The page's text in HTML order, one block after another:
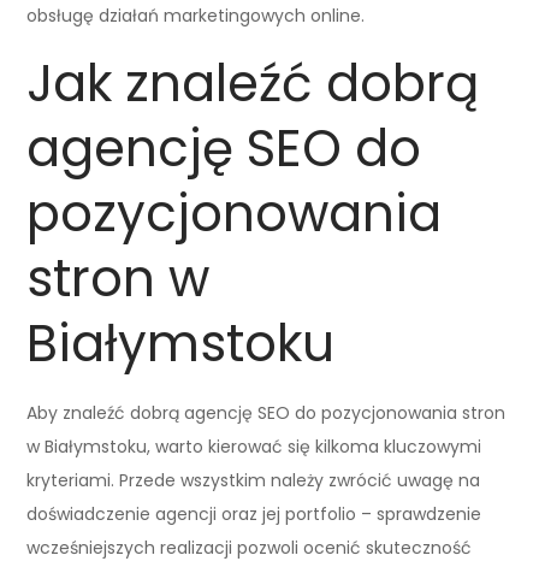
obsługę działań marketingowych online.
Jak znaleźć dobrą
agencję SEO do
pozycjonowania
stron w
Białymstoku
Aby znaleźć dobrą agencję SEO do pozycjonowania stron
w Białymstoku, warto kierować się kilkoma kluczowymi
kryteriami. Przede wszystkim należy zwrócić uwagę na
doświadczenie agencji oraz jej portfolio – sprawdzenie
wcześniejszych realizacji pozwoli ocenić skuteczność